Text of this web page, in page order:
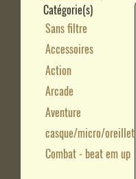
Catégorie(s)
Sans filtre
Accessoires
Action
Arcade
Aventure
casque/micro/oreillette
Combat - beat em up